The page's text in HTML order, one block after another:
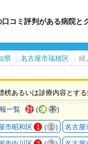
コミ評判がある病院と
県 名古屋市瑞穂区 婦
榜あるいは診療内容とす
一覧 計 (優 不)
市昭和区 1 ( 1 ) 名古屋